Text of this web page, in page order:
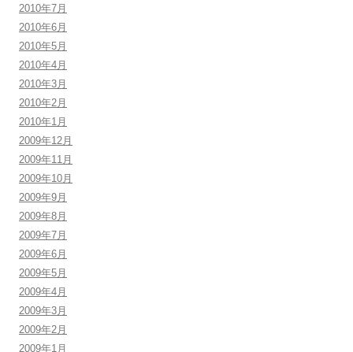
2010年7月
2010年6月
2010年5月
2010年4月
2010年3月
2010年2月
2010年1月
2009年12月
2009年11月
2009年10月
2009年9月
2009年8月
2009年7月
2009年6月
2009年5月
2009年4月
2009年3月
2009年2月
2009年1月